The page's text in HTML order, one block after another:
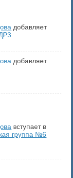
добавляет
добавляет
вступает в
группа №6